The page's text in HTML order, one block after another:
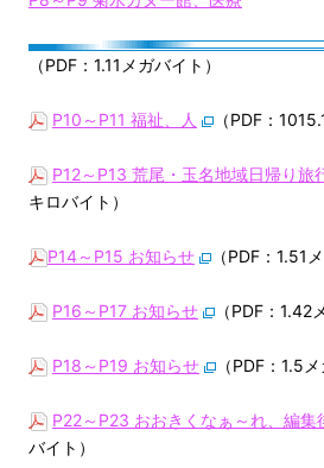
（PDF：1.11メガバイト）
P10～P11 福祉、人 （PDF：
P12～P13 荒尾・玉名地域日帰り旅
キロバイト）
P14～P15 お知らせ （PDF：1.51
P16～P17 お知らせ （PDF：1.42
P18～P19 お知らせ （PDF：1.5
P22～P23 おおきくなぁ～れ、編集
バイト）